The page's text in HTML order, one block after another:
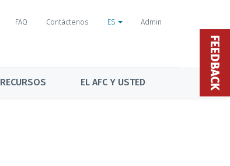
FAQ Contáctenos ES Admin
RECURSOS EL AFC Y USTED FEEDBACK